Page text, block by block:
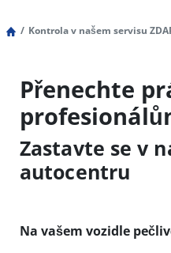
Kontrola v našem servisu
Přenechte
Zastavte se v
autocentru
Na vašem vozidle